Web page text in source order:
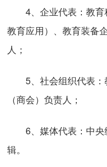
4、企业代表：教育
教育应用）、教育装备
人；
5、社会组织代表：
（商会）负责人；
6、媒体代表：中央
辑。